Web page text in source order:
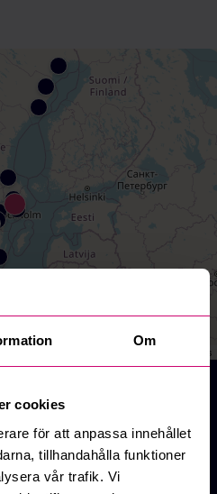
Om
cookies
för att anpassa innehållet
tillhandahålla funktioner
vår trafik. Vi
contributors
auktioner med allt du
Komplettera din
till bra priser. Det
med objekt från olika